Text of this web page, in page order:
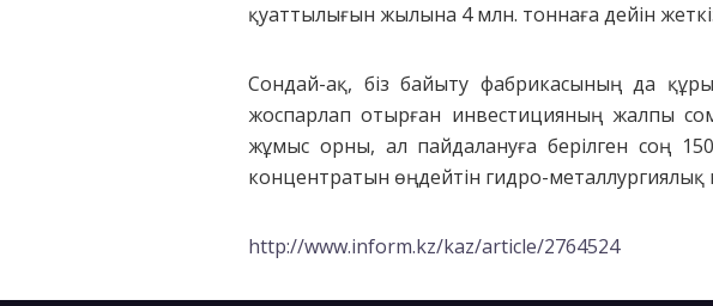
қуаттылығын жылына 4 млн. тоннаға дейін
Сондай-ақ, біз байыту фабрикасының да
жоспарлап отырған инвестицияның жалпы
жұмыс орны, ал пайдалануға берілген соң
концентратын өңдейтін гидро-
http://www.inform.kz/kaz/article/2764524